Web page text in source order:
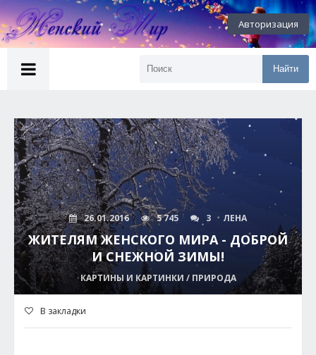
Авторизация
Найти
26.01.2016 5 745 3 ЛЕНА
ЖИТЕЛЯМ ЖЕНСКОГО МИРА - ДОБРОЙ
И СНЕЖНОЙ ЗИМЫ!
КАРТИНЫ И КАРТИНКИ / ПРИРОДА
В закладки